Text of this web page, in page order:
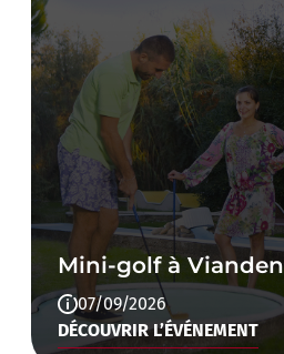
Mini-golf à Vianden
07/09/2026
DÉCOUVRIR L’ÉVÉNEMENT